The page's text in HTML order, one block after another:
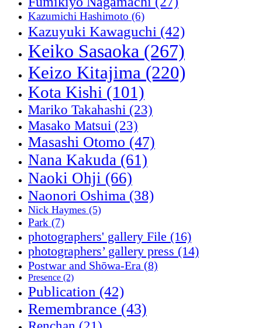
Kazumichi Hashimoto (6)
Kazuyuki Kawaguchi (42)
Keiko Sasaoka (267)
Keizo Kitajima (220)
Kota Kishi (101)
Mariko Takahashi (23)
Masako Matsui (23)
Masashi Otomo (47)
Nana Kakuda (61)
Naoki Ohji (66)
Naonori Oshima (38)
Nick Haymes (5)
Park (7)
photographers' gallery File (16)
photographers’ gallery press (14)
Postwar and Shōwa-Era (8)
Presence (2)
Publication (42)
Remembrance (43)